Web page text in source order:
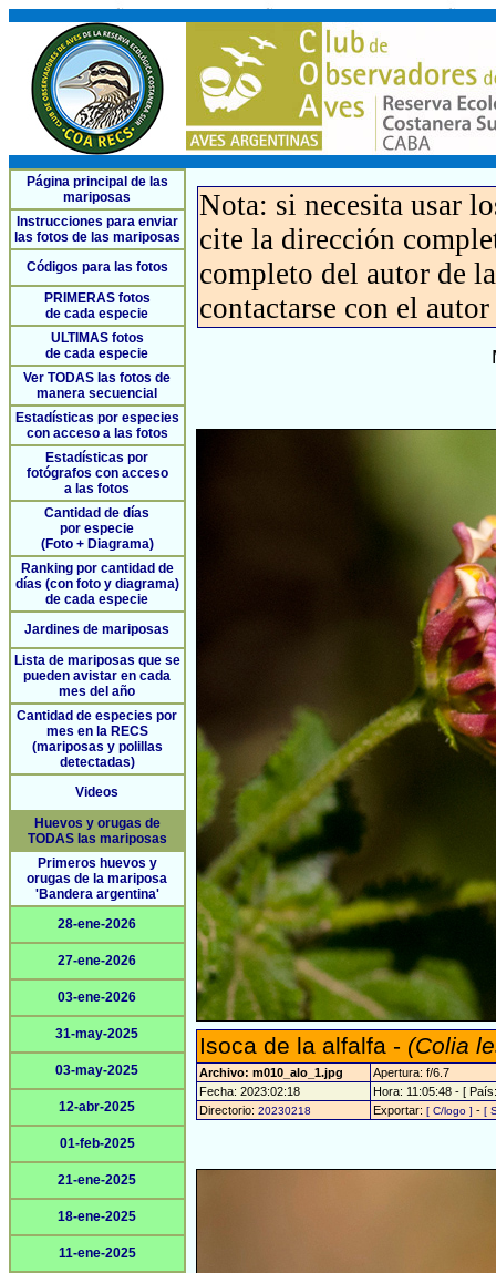
Página principal de las
mariposas
Instrucciones para enviar
las fotos de las mariposas
Códigos para las fotos
PRIMERAS fotos
de cada especie
ULTIMAS fotos
de cada especie
Ver TODAS las fotos de
manera secuencial
Estadísticas por especies
con acceso a las fotos
Estadísticas por
fotógrafos con acceso
a las fotos
Cantidad de días
por especie
(Foto + Diagrama)
Ranking por cantidad de
días (con foto y diagrama)
de cada especie
Jardines de mariposas
Lista de mariposas que se
pueden avistar en cada
mes del año
Cantidad de especies por
mes en la RECS
(mariposas y polillas
detectadas)
Videos
Huevos y orugas de
TODAS las mariposas
Primeros huevos y
orugas de la mariposa
'Bandera argentina'
28-ene-2026
27-ene-2026
03-ene-2026
31-may-2025
03-may-2025
12-abr-2025
01-feb-2025
21-ene-2025
18-ene-2025
11-ene-2025
Nota: si necesita usar
cite la dirección
completo del autor de
contactarse con el
Isoca de la alfalfa - (Colia
Archivo: m010_alo_1.jpg
Apertura: f/6.7
Fecha: 2023:02:18
Hora: 11:05:48 - [
Directorio: 20230218 Exportar: [ C/logo ] - [